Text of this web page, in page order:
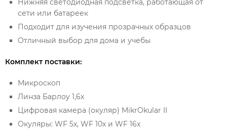
Нижняя светодиодная подсветка, работающая от
сети или батареек
Подходит для изучения прозрачных образцов
Отличный выбор для дома и учебы
Комплект поставки:
Микроскоп
Линза Барлоу 1,6х
Цифровая камера (окуляр) MikrOkular II
Окуляры: WF 5x, WF 10x и WF 16x